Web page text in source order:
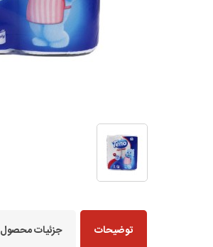
توضیحات جزئیات محصول